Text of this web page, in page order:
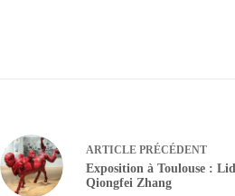
ARTICLE PRÉCÉDENT
Exposition à Toulouse :
Qiongfei Zhang